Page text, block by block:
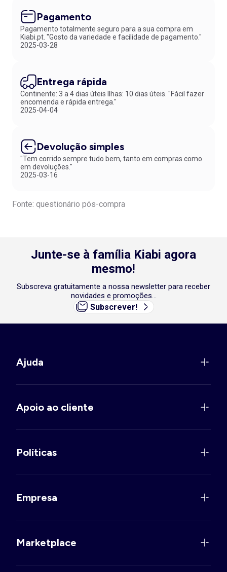
Pagamento
Pagamento totalmente seguro para a sua compra em
Kiabi.pt. "Gosto da variedade e facilidade de pagamento."
2025-03-28
Entrega rápida
Continente: 3 a 4 dias úteis Ilhas: 10 dias úteis. "Fácil fazer
encomenda e rápida entrega."
2025-04-04
Devolução simples
"Tem corrido sempre tudo bem, tanto em compras como
em devoluções."
2025-03-16
Fonte: questionário pós-compra
Junte-se à família Kiabi agora
mesmo!
Subscreva gratuitamente a nossa newsletter para receber
novidades e promoções...
Subscrever!
Ajuda
Apoio ao cliente
Políticas
Empresa
Marketplace